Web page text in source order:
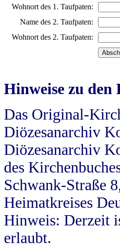
Wohnort des 1. Taufpaten:
Name des 2. Taufpaten:
Wohnort des 2. Taufpaten:
Hinweise zu
Das Original-
Diözesanarchiv
Diözesanarchiv
des
Schwank-Straße
Heimatkreises
Hinweis: Derzeit
erlaubt.